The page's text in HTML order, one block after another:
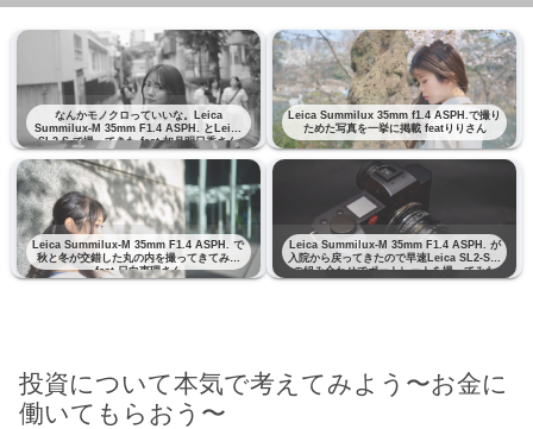
なんかモノクロっていいな。Leica
Summilux-M 35mm F1.4 ASPH. とLeica
SL2-S で撮ってきた feat 如月明日香さん
Leica Summilux 35mm f1.4 ASPH.で撮り
ためた写真を一挙に掲載 featりりさん
Leica Summilux-M 35mm F1.4 ASPH. で
秋と冬が交錯した丸の内を撮ってきてみた
feat 日向恵理さん
Leica Summilux-M 35mm F1.4 ASPH. が
入院から戻ってきたので早速Leica SL2-Sと
の組み合わせでポートレートを撮ってみた
feat りりさん
投資について本気で考えてみよう〜お金に
働いてもらおう〜